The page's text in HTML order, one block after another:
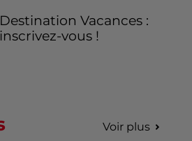
Destination Vacances :
inscrivez-vous !
Voir plus